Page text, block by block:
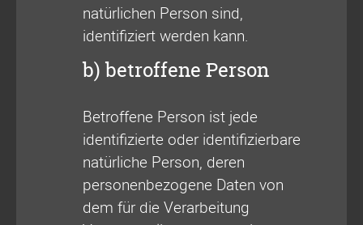
natürlichen Person sind,
identifiziert werden kann.
b) betroffene Person
Betroffene Person ist jede
identifizierte oder identifizierbare
natürliche Person, deren
personenbezogene Daten von
dem für die Verarbeitung